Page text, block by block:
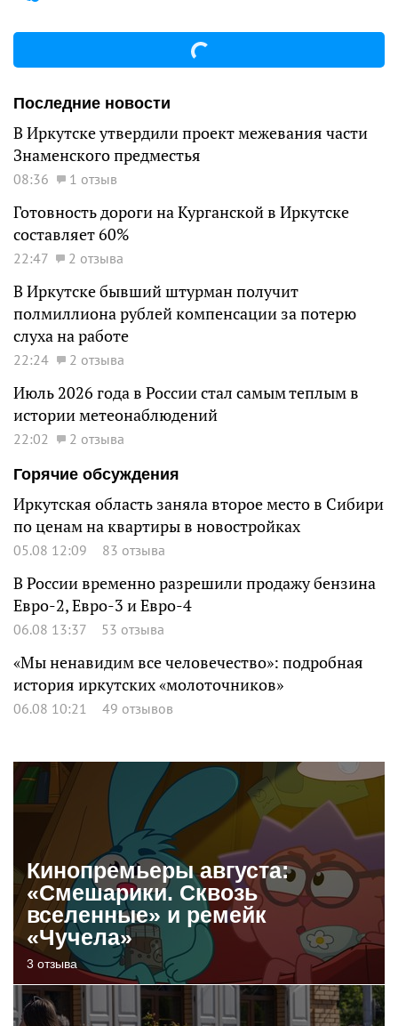
Последние новости
В Иркутске утвердили проект межевания части
Знаменского предместья
08:36 1 отзыв
Готовность дороги на Курганской в Иркутске
составляет 60%
22:47 2 отзыва
В Иркутске бывший штурман получит
полмиллиона рублей компенсации за потерю
слуха на работе
22:24 2 отзыва
Июль 2026 года в России стал самым теплым в
истории метеонаблюдений
22:02
2 отзыва
Горячие обсуждения
Иркутская область заняла второе место в Сибири
по ценам на квартиры в новостройках
05.08 12:09 83 отзыва
В России временно разрешили продажу бензина
Евро-2, Евро-3 и Евро-4
06.08 13:37 53 отзыва
«Мы ненавидим все человечество»: подробная
история иркутских «молоточников»
06.08 10:21 49 отзывов
Кинопремьеры августа:
«Смешарики. Сквозь
вселенные» и ремейк
«Чучела»
3 отзыва